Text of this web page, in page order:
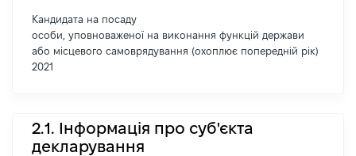
Кандидата на посаду
особи, уповноваженої на виконання функцій держави
або місцевого самоврядування (охоплює попередній рік)
2021
2.1. Інформація про суб'єкта
декларування